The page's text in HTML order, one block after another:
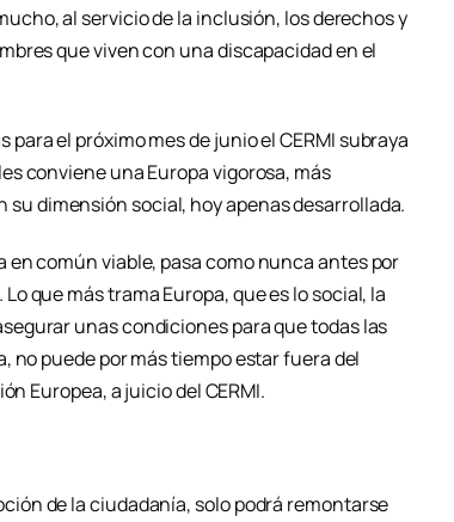
al servicio de la inclusión, los derechos y
que viven con una discapacidad en el
el próximo mes de junio el CERMI subraya
conviene una Europa vigorosa, más
dimensión social, hoy apenas desarrollada.
en común viable, pasa como nunca antes por
que más trama Europa, que es lo social, la
unas condiciones para que todas las
no puede por más tiempo estar fuera del
Europea, a juicio del CERMI.
de la ciudadanía, solo podrá remontarse